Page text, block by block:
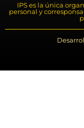
IPS es la única
personal y